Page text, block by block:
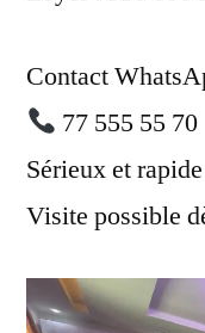
Contact
77 555 55 70
Sérieux et
Visite possible